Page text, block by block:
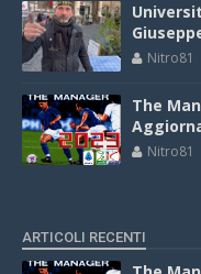
Nitro81
The
Nitro81
ARTICOLI RECENTI